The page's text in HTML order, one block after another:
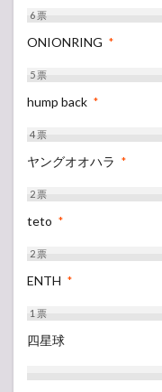
6票
ONIONRING *
5票
hump back *
4票
ヤングオオハラ *
2票
teto *
2票
ENTH *
1票
四星球